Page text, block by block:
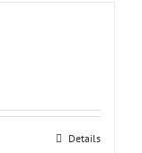
Details